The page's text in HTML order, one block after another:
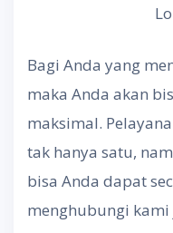
Bagi Anda yang
maka Anda akan
maksimal.
tak hanya satu,
bisa Anda dapat
menghubungi